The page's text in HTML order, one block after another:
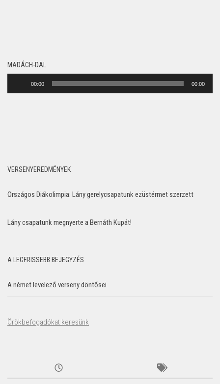
MADÁCH-DAL
00:00 00:00
VERSENYEREDMÉNYEK
Országos Diákolimpia: Lány gerelycsapatunk ezüstérmet szerzett
Lány csapatunk megnyerte a Bernáth Kupát!
A LEGFRISSEBB BEJEGYZÉS
A német levelező verseny döntősei
Örökbefogadókat keresünk